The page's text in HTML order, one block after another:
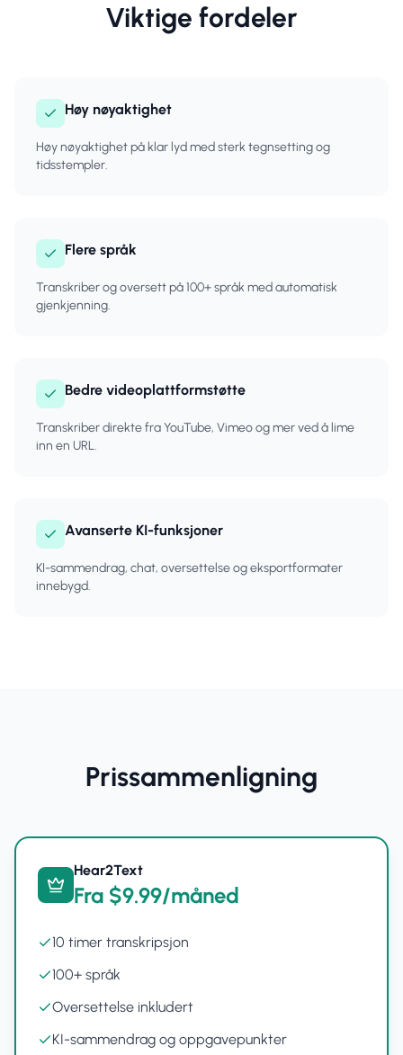
Viktige fordeler
Høy nøyaktighet
Høy nøyaktighet på klar lyd med sterk tegnsetting og
tidsstempler.
Flere språk
Transkriber og oversett på 100+ språk med automatisk
gjenkjenning.
Bedre videoplattformstøtte
Transkriber direkte fra YouTube, Vimeo og mer ved å lime
inn en URL.
Avanserte KI-funksjoner
KI-sammendrag, chat, oversettelse og eksportformater
innebygd.
Prissammenligning
Hear2Text
Fra $9.99/måned
10 timer transkripsjon
100+ språk
Oversettelse inkludert
KI-sammendrag og oppgavepunkter